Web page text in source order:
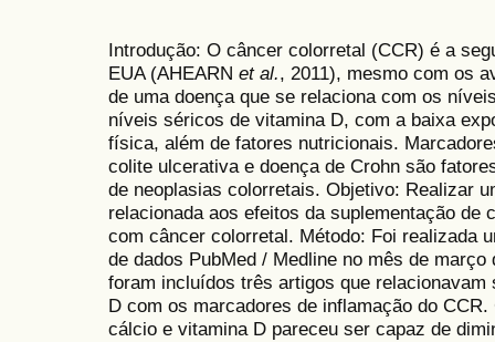
Introdução: O câncer colorretal (CCR) é a
EUA (AHEARN et al., 2011), mesmo com os
de uma doença que se relaciona com os
níveis séricos de vitamina D, com a baixa
física, além de fatores nutricionais.
colite ulcerativa e doença de Crohn são
de neoplasias colorretais. Objetivo: Realizar
relacionada aos efeitos da suplementação de
com câncer colorretal. Método: Foi realizada
de dados PubMed / Medline no mês de
foram incluídos três artigos que
D com os marcadores de inflamação do
cálcio e vitamina D pareceu ser capaz de